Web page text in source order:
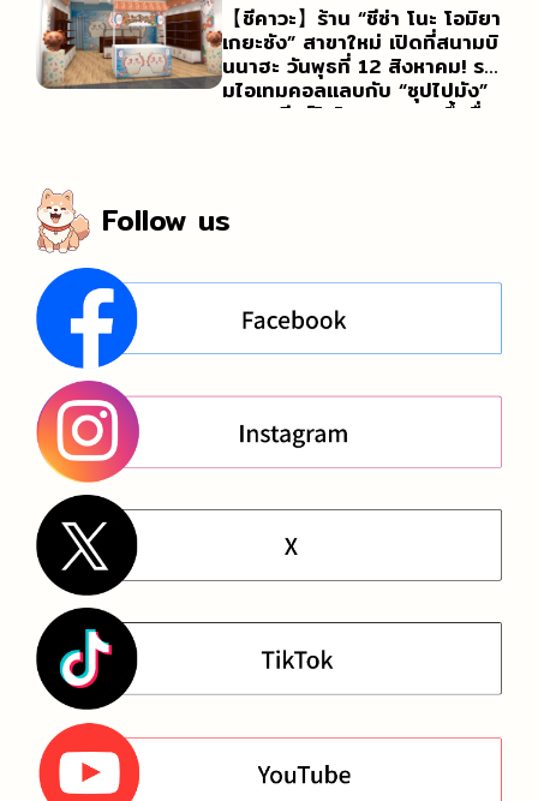
【ชีคาวะ】ร้าน “ชีซ่า โนะ โอมิยา
เกยะซัง” สาขาใหม่ เปิดที่สนามบิ
นนาฮะ วันพุธที่ 12 สิงหาคม! รว
มไอเทมคอลแลบกับ “ซุปไปมัง”
และ “เบียร์โอไรออน” ของขึ้นชื่อ
Follow us